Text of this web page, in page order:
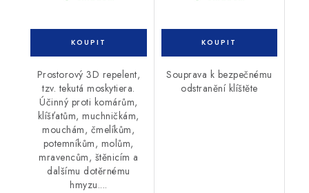
Prostorový 3D repelent,
tzv. tekutá moskytiera.
Účinný proti komárům,
klíšťatům, muchničkám,
mouchám, čmelíkům,
potemníkům, molům,
mravencům, štěnicím a
dalšímu dotěrnému
hmyzu....
Souprava k bezpečnému
odstranění klíštěte